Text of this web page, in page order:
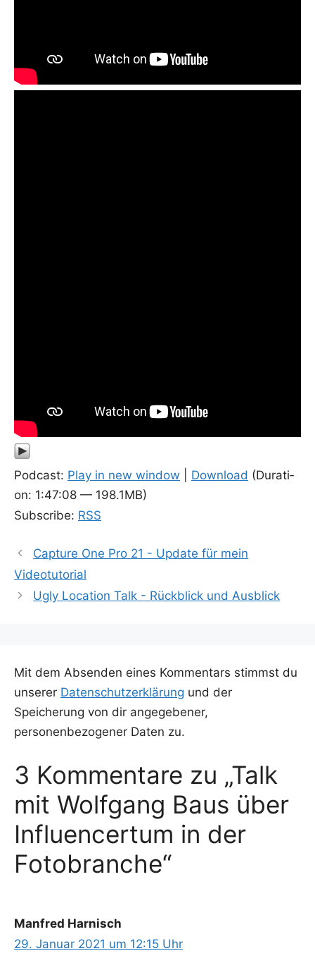
Pod­cast: Play in new win­dow Down­load (Dura­ti­
on: 1:47:08 — 198.1MB)
Sub­scri­be: RSS
Capture One Pro 21 - Update für mein
Videotutorial
Ugly Location Talk - Rückblick und Ausblick
Mit dem Absenden eines Kommentars stimmst du
unserer Datenschutzerklärung und der
Speicherung von dir angegebener,
personenbezogener Daten zu.
3 Kommentare zu „Talk
mit Wolfgang Baus über
Influencertum in der
Fotobranche“
Manfred Harnisch
29. Januar 2021 um 12:15 Uhr